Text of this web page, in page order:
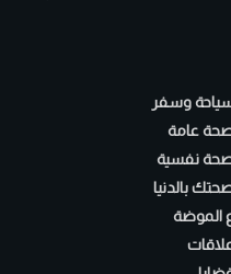
وسفر
عامة
نفسية
بالدنيا
الموضة